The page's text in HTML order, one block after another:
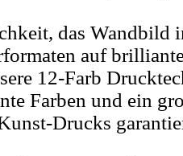
das Wandbild
auf
12-Farb
Farben und ein
Drucks